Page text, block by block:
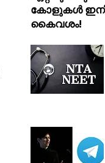
കോളുകൾ ഇനി
കൈവശം!